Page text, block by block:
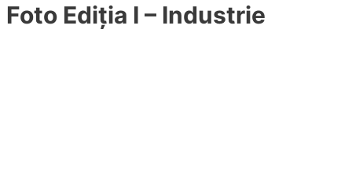
Foto Ediția I – Industrie